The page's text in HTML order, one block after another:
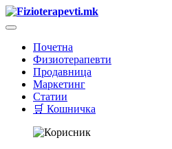
Почетна
Физиотерапевти
Продавница
Маркетинг
Статии
🛒 Кошничка